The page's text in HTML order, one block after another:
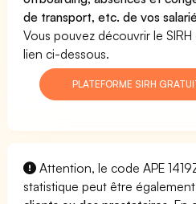
de transport, etc. de vos
Vous pouvez découvrir le
lien ci-dessous.
PLATEFORME SIRH
Attention, le code APE
statistique peut être